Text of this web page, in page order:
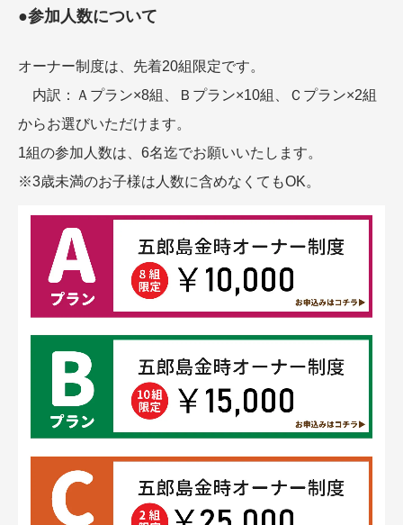
●参加人数について
オーナー制度は、先着20組限定です。
内訳：Ａプラン×8組、Ｂプラン×10組、Ｃプラン×2組
からお選びいただけます。
1組の参加人数は、6名迄でお願いいたします。
※3歳未満のお子様は人数に含めなくてもOK。